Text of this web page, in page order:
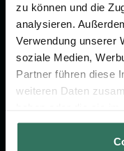
zu können und die
analysieren.
Verwendung unserer
soziale Medien,
Partner führen diese
weiteren Daten
gesammelt haben.
FÜR SIE
Vergleich
Ratgeber
Verzeichnis